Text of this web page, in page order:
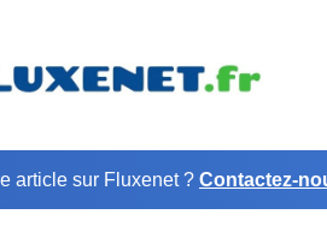
article sur Fluxenet ? Contactez-